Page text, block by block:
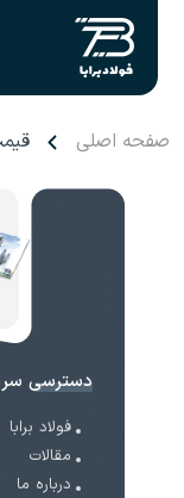
صفحه اصلی
دسترسی
فولاد برابا
مقالات
درباره ما